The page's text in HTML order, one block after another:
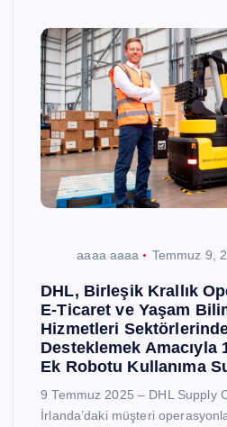
aaaa aaaa Temmuz 9,
DHL, Birleşik Krallık
E-Ticaret ve Yaşam
Hizmetleri
Desteklemek Amacıyla
Ek Robotu Kullanıma
9 Temmuz 2025 – DHL Supply
İrlanda’daki müşteri